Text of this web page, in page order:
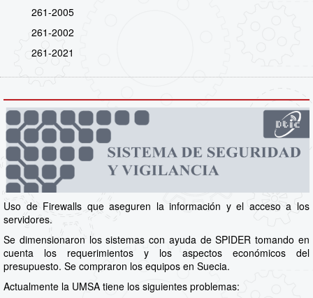
261-2005
261-2002
261-2021
Uso de Firewalls que aseguren la información y el acceso a los
servidores.
Se dimensionaron los sistemas con ayuda de SPIDER tomando en
cuenta los requerimientos y los aspectos económicos del
presupuesto. Se compraron los equipos en Suecia.
Actualmente la UMSA tiene los siguientes problemas: